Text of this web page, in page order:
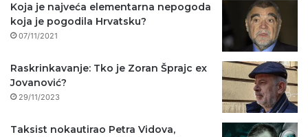
Koja je najveća elementarna nepogoda
koja je pogodila Hrvatsku?
07/11/2021
Raskrinkavanje: Tko je Zoran Šprajc ex
Jovanović?
29/11/2023
Taksist nokautirao Petra Vidova,